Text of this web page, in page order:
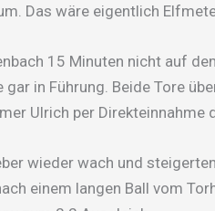
Das wäre eigentlich
15 Minuten nicht auf
in Führung. Beide Tore
Ulrich per Direkteinnahme
wieder wach und
einem langen Ball vom